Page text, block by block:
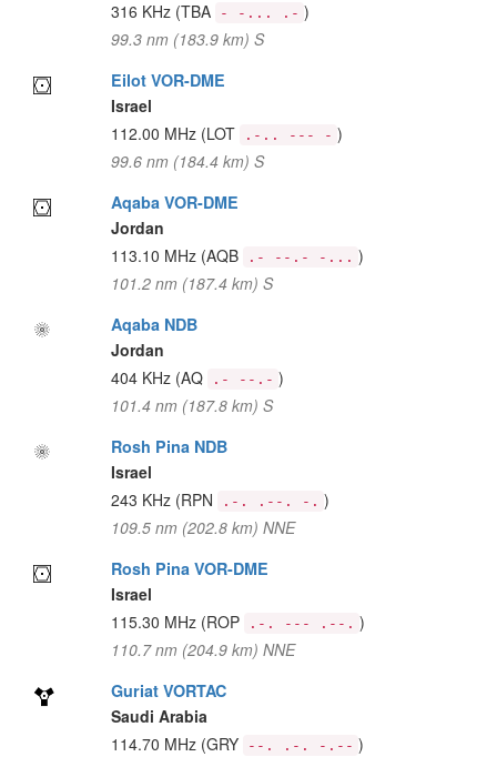
316 KHz (TBA - -... .- )
99.3 nm (183.9 km) S
Eilot VOR-DME
Israel
112.00 MHz (LOT .-.. --- - )
99.6 nm (184.4 km) S
Aqaba VOR-DME
Jordan
113.10 MHz (AQB .- --.- -... )
101.2 nm (187.4 km) S
Aqaba NDB
Jordan
404 KHz (AQ .- --.- )
101.4 nm (187.8 km) S
Rosh Pina NDB
Israel
243 KHz (RPN .-. .--. -. )
109.5 nm (202.8 km) NNE
Rosh Pina VOR-DME
Israel
115.30 MHz (ROP .-. --- .--. )
110.7 nm (204.9 km) NNE
Guriat VORTAC
Saudi Arabia
114.70 MHz (GRY --. .-. -.-- )